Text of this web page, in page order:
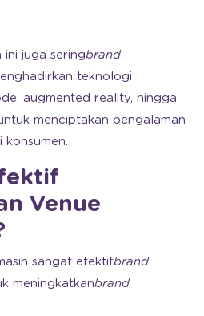
ini juga seringbrand
teknologi
augmented reality, hingga
menciptakan pengalaman
konsumen.
Venue
sangat efektifbrand
meningkatkanbrand